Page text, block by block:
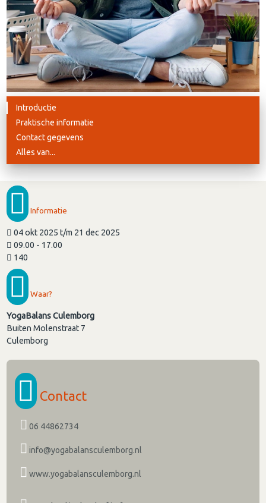
Introductie
Praktische informatie
Contact gegevens
Alles van...
Informatie
04 okt 2025 t/m 21 dec 2025
09.00 - 17.00
140
Waar?
YogaBalans Culemborg
Buiten Molenstraat 7
Culemborg
Contact
06 44862734
info@yogabalansculemborg.nl
www.yogabalansculemborg.nl